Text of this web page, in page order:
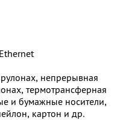
непрерывная
термотрансферная
и бумажные носители,
картон и др.